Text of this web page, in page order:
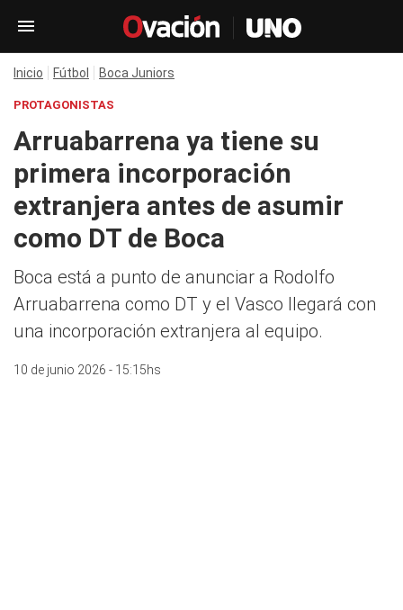
Inicio Fútbol Boca Juniors
PROTAGONISTAS
Arruabarrena ya tiene su
primera incorporación
extranjera antes de asumir
como DT de Boca
Boca está a punto de anunciar a Rodolfo
Arruabarrena como DT y el Vasco llegará con
una incorporación extranjera al equipo.
10 de junio 2026 - 15:15hs